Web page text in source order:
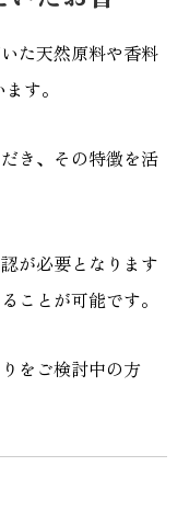
た天然原料や香料
す。
き、その特徴を活
が必要となります
ことが可能です。
をご検討中の方